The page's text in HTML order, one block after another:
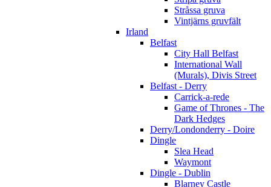
Stråssa gruva
Vintjärns gruvfält
Irland
Belfast
City Hall Belfast
International Wall
(Murals), Divis Street
Belfast - Derry
Carrick-a-rede
Game of Thrones - The
Dark Hedges
Derry/Londonderry - Doire
Dingle
Slea Head
Waymont
Dingle - Dublin
Blarney Castle